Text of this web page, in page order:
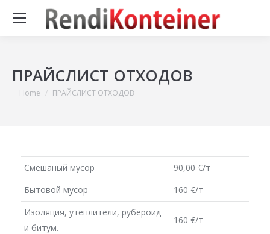
ПРАЙСЛИСТ ОТХОДОВ
You are here:
Home ПРАЙСЛИСТ ОТХОДОВ
Смешаный мусор
90,00 €/т
Бытовой мусор
160 €/т
Изоляция, утеплители, рубероид
и битум.
160 €/т